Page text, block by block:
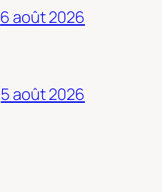
6 août 2026
5 août 2026